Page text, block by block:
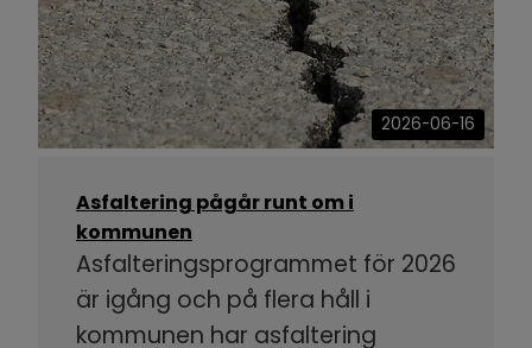
2026-06-16
Asfaltering pågår runt om i
kommunen
Asfalteringsprogrammet för 2026
är igång och på flera håll i
kommunen har asfaltering